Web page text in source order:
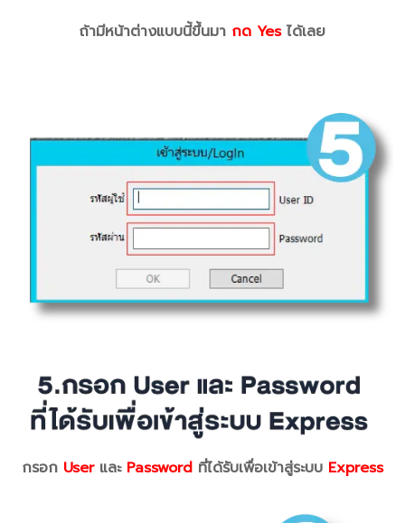
ถ้ามีหน้าต่างแบบนี้ขึ้นมา กด Yesได้เลย
กรอก Userและ Passwordที่ได้รับเพื่อเข้าสู่ระบบ Express